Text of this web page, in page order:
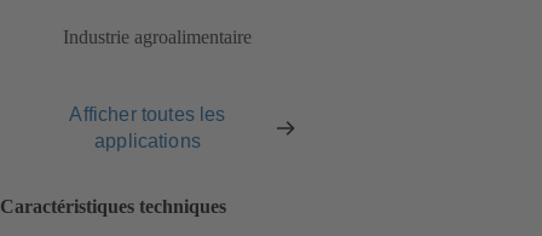
Industrie agroalimentaire
Afficher toutes les
applications
Caractéristiques techniques